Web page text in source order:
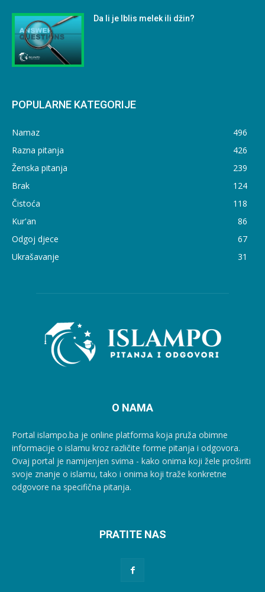
Da li je Iblis melek ili džin?
POPULARNE KATEGORIJE
Namaz
496
Razna pitanja
426
Ženska pitanja
239
Brak
124
Čistoća
118
Kur'an
86
Odgoj djece
67
Ukrašavanje
31
O NAMA
Portal islampo.ba je online platforma koja pruža obimne
informacije o islamu kroz različite forme pitanja i odgovora.
Ovaj portal je namijenjen svima - kako onima koji žele proširiti
svoje znanje o islamu, tako i onima koji traže konkretne
odgovore na specifična pitanja.
PRATITE NAS